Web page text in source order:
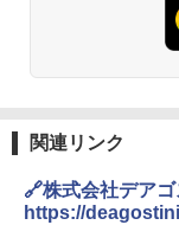
関連リンク
🔗株式会社デア
https://